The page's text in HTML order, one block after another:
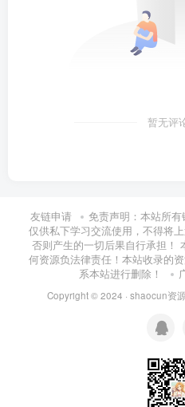
暂无评
友链申请
免责声明：本站所有
仅供私下学习交流使用，不得将
否则产生的一切后果自行承担！
何资源负法律责任！本站收录的
系本站进行删除！
Copyright © 2024 · shaocun资